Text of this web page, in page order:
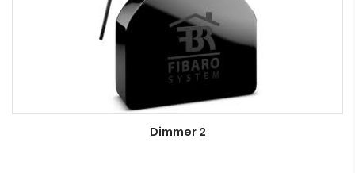
Dimmer 2